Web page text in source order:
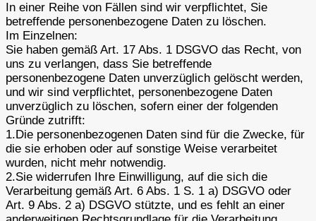
In einer Reihe von Fällen sind wir verpflichtet, Sie
betreffende personenbezogene Daten zu löschen.
Im Einzelnen:
Sie haben gemäß Art. 17 Abs. 1 DSGVO das Recht, von
uns zu verlangen, dass Sie betreffende
personenbezogene Daten unverzüglich gelöscht werden,
und wir sind verpflichtet, personenbezogene Daten
unverzüglich zu löschen, sofern einer der folgenden
Gründe zutrifft:
1.Die personenbezogenen Daten sind für die Zwecke, für
die sie erhoben oder auf sonstige Weise verarbeitet
wurden, nicht mehr notwendig.
2.Sie widerrufen Ihre Einwilligung, auf die sich die
Verarbeitung gemäß Art. 6 Abs. 1 S. 1 a) DSGVO oder
Art. 9 Abs. 2 a) DSGVO stützte, und es fehlt an einer